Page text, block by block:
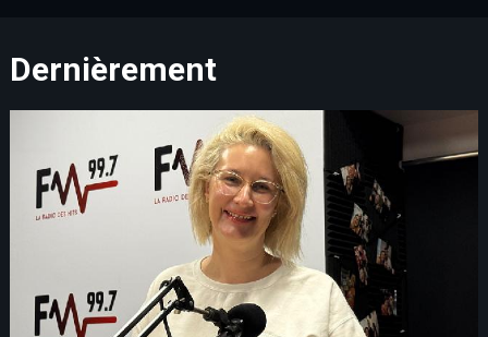
Dernièrement